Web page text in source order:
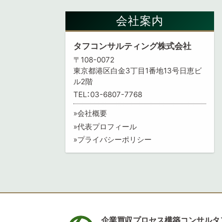
会社案内
タフコンサルティング株式会社
〒108-0072
東京都港区白金3丁目1番地13号日恵ビ
ル2階
TEL：03-6807-7768
会社概要
代表プロフィール
プライバシーポリシー
企業買収プロセス構築コンサル